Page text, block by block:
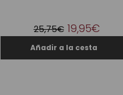
25,75€ 19,95€